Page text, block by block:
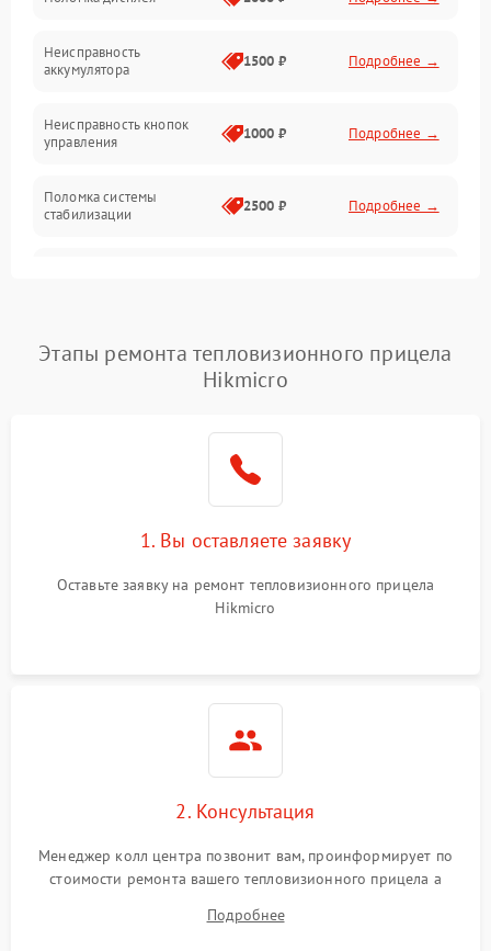
Неисправность
аккумулятора
1500 ₽ Подробнее →
Неисправность кнопок
управления
1000 ₽ Подробнее →
Поломка системы
стабилизации
2500 ₽ Подробнее →
Неисправность системы
Wi-Fi
1500 ₽ Подробнее →
1500 ₽
Неисправность системы
отключения
1500 ₽
Неисправность системы
защиты от замыкания
1500 ₽ Подробнее →
Этапы ремонта тепловизионного прицела
Hikmicro
1. Вы оставляете заявку
Оставьте заявку на ремонт тепловизионного прицела
Hikmicro
2. Консультация
Менеджер колл центра позвонит вам, проинформирует по
стоимости ремонта вашего тепловизионного прицела а
Подробнее